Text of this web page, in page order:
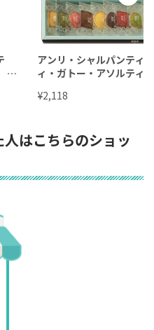
HP
アンリ・シャルパンティ
ィ・ガトー・アソルティ
¥2,118
はこちらのショッ